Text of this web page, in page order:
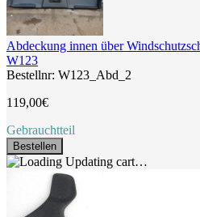
Abdeckung innen über
W123
Bestellnr: W123_Abd_2
119,00€
Gebrauchtteil
Bestellen
Updating cart…